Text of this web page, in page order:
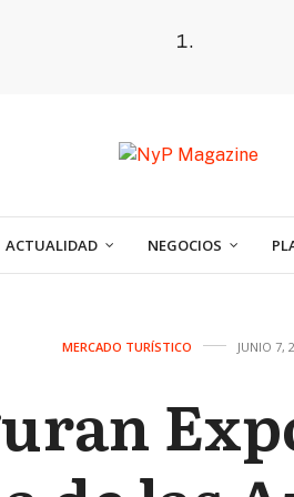
ACTUALIDAD NEGOCIOS
MERCADO TURÍSTICO JUNIO 7,